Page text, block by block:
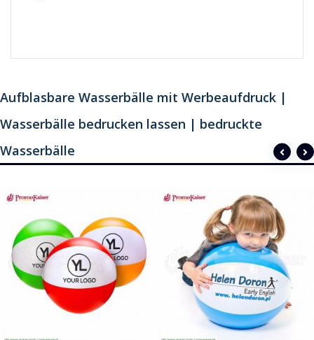
Aufblasbare Wasserbälle mit Werbeaufdruck |
Wasserbälle bedrucken lassen | bedruckte
Wasserbälle